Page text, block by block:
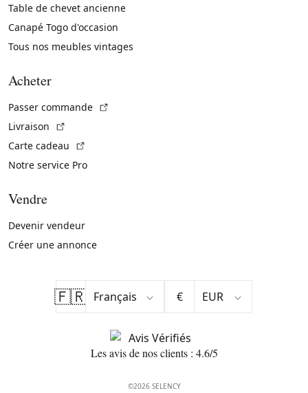
Table de chevet ancienne
Canapé Togo d'occasion
Tous nos meubles vintages
Acheter
Passer commande
Livraison
Carte cadeau
Notre service Pro
Vendre
Devenir vendeur
Créer une annonce
🇫🇷 €
Les avis de nos clients : 4.6/5
©2026 SELENCY